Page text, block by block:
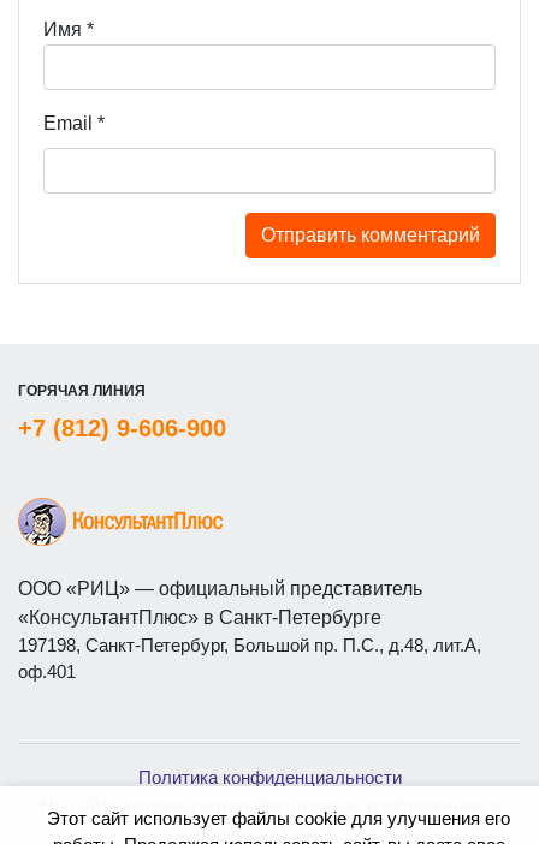
Имя *
Email *
ГОРЯЧАЯ ЛИНИЯ
+7 (812) 9-606-900
ООО «РИЦ» — официальный представитель
«КонсультантПлюс» в Санкт-Петербурге
197198, Санкт-Петербург, Большой пр. П.С., д.48, лит.А,
оф.401
Политика конфиденциальности
ресурса
Этот сайт использует файлы cookie для улучшения его